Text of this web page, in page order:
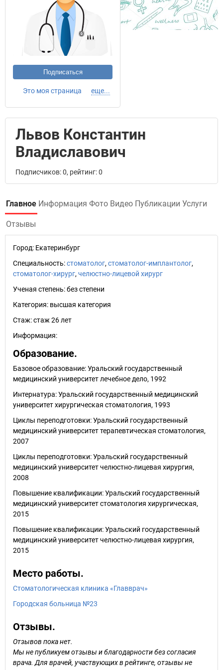
Подписаться
Это моя страница еще...
Львов Константин
Владиславович
Подписчиков: 0, рейтинг: 0
Главное Информация Фото Видео Публикации Услуги
Отзывы
Город: Екатеринбург
Специальность:стоматолог, стоматолог-имплантолог,
стоматолог-хирург, челюстно-лицевой хирург
Ученая степень:без степени
Категория: высшая категория
Стаж:стаж 26 лет
Информация:
Образование.
Базовое образование: Уральский государственный
медицинский университет лечебное дело, 1992
Интернатура: Уральский государственный медицинский
университет хирургическая стоматология, 1993
Циклы переподготовки: Уральский государственный
медицинский университет терапевтическая стоматология,
2007
Циклы переподготовки: Уральский государственный
медицинский университет челюстно-лицевая хирургия,
2008
Повышение квалификации: Уральский государственный
медицинский университет стоматология хирургическая,
2015
Повышение квалификации: Уральский государственный
медицинский университет челюстно-лицевая хирургия,
2015
Место работы.
Стоматологическая клиника «Главврач»
Городская больница №23
Отзывы.
Отзывов пока нет.
Мы не публикуем отзывы и благодарности без согласия
врача. Для врачей, участвующих в рейтинге, отзывы не